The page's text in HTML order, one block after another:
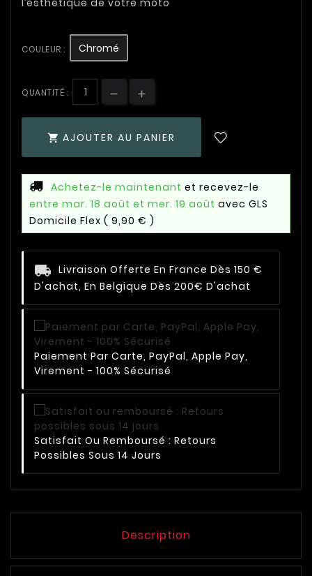
l’esthétique de votre moto
COULEUR : Chromé
QUANTITÉ :
 AJOUTER AU PANIER
Achetez-le maintenant et recevez-le
entre mar. 18 août et mer. 19 août avec GLS
Domicile Flex ( 9,90 € )
Livraison Offerte En France Dès 150 €
D'achat, En Belgique Dès 200€ D'achat
Paiement Par Carte, PayPal, Apple Pay,
Virement - 100% Sécurisé
Satisfait Ou Remboursé : Retours
Possibles Sous 14 Jours
Description